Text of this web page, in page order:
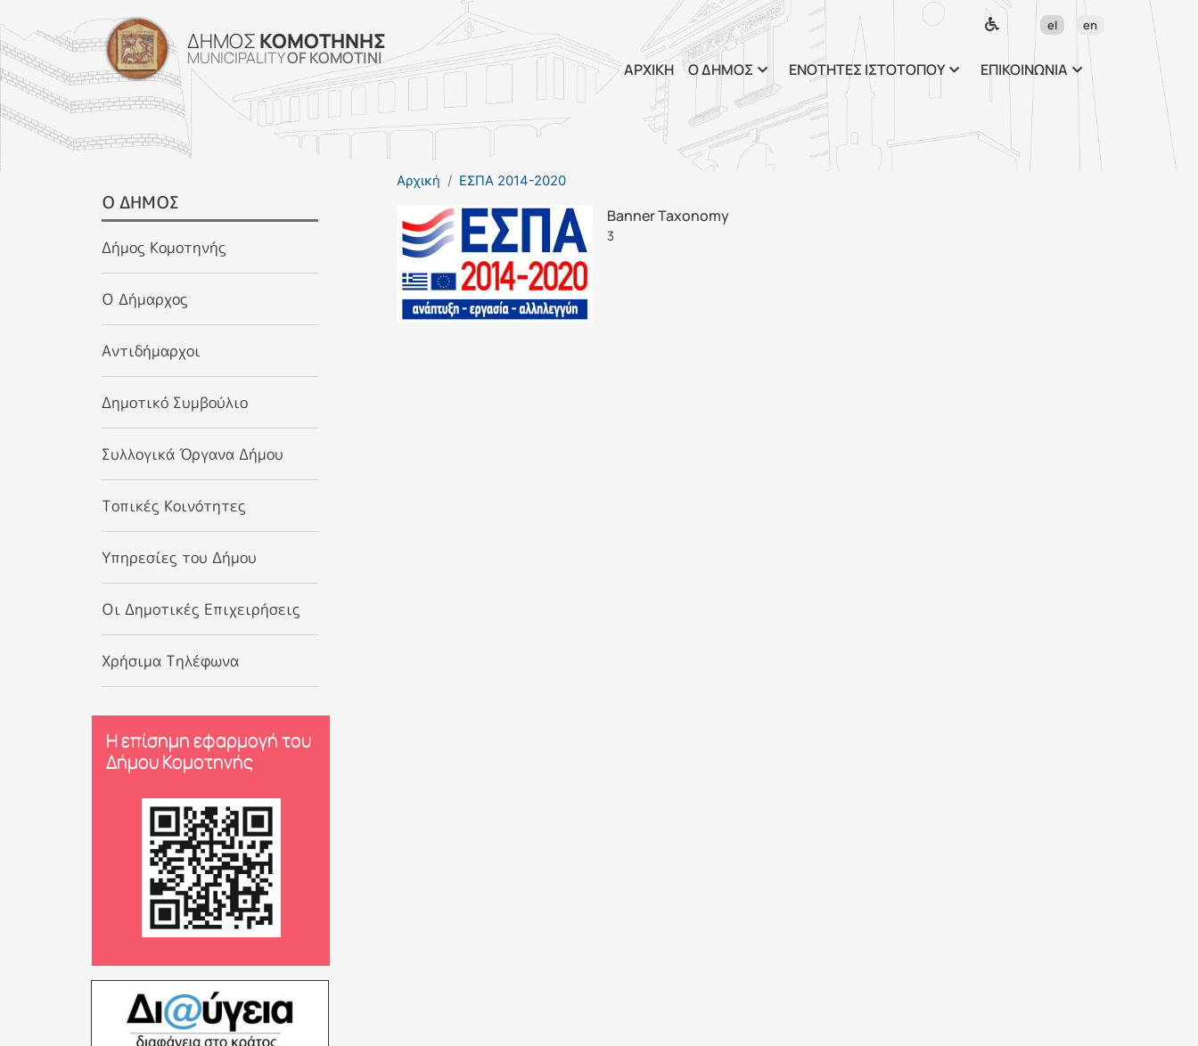
Παράκαμψη προς το κυρίως περιεχόμενο
ΔΗΜΟΣ ΚΟΜΟΤΗΝΗΣ
MUNICIPALITYOF KOMOTINI
el en
ΑΡΧΙΚΗ Ο ΔΗΜΟΣ ΕΝΟΤΗΤΕΣ ΙΣΤΟΤΟΠΟΥ ΕΠΙΚΟΙΝΩΝΙΑ
Αρχική ΕΣΠΑ 2014-2020
Banner Taxonomy
3
SIDEBAR MENU
Ο ΔΗΜΟΣ
Δήμος Κομοτηνής
Ο Δήμαρχος
Αντιδήμαρχοι
Δημοτικό Συμβούλιο
Συλλογικά Όργανα Δήμου
Τοπικές Κοινότητες
Υπηρεσίες του Δήμου
Οι Δημοτικές Επιχειρήσεις
Χρήσιμα Τηλέφωνα
Η επίσημη εφαρμογή του
Δήμου Κομοτηνής